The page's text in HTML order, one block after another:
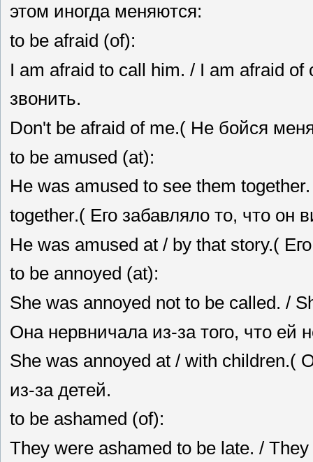
этом иногда меняются:
to be afraid (of):
I am afraid to call him. / I am afraid
звонить.
Don't be afraid of me.( He бойся
to be amused (at):
He was amused to see them
together.( Его забавляло то, что он
Не was amused at / by that story.(
to be annoyed (at):
She was annoyed not to be called. /
Она нервничала из-за того, что ей
She was annoyed at / with children.(
из-за детей.
to be ashamed (of):
They were ashamed to be late. /